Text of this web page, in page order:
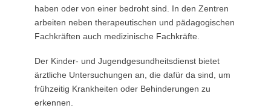
haben oder von einer bedroht sind. In den Zentren
arbeiten neben therapeutischen und pädagogischen
Fachkräften auch medizinische Fachkräfte.
Der Kinder- und Jugendgesundheitsdienst bietet
ärztliche Untersuchungen an, die dafür da sind, um
frühzeitig Krankheiten oder Behinderungen zu
erkennen.